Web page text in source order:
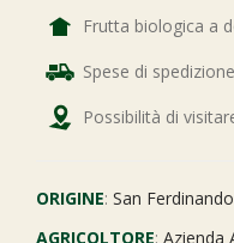
Frutta biologica a
Spese di spedizione
Possibilità di
ORIGINE: San
AGRICOLTORE: Azienda